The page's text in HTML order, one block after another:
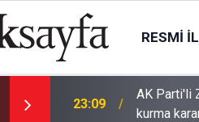
RESMI
23:09
AK Parti'li
kurma